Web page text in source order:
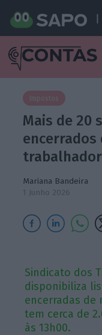
Impostos
Mais de 20
encerrados
Mariana Bandeira
1 Junho 2026
Sindicato dos
disponibiliza
encerradas de
tem cerca de
às 13h00.